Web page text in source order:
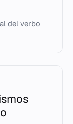
del verbo